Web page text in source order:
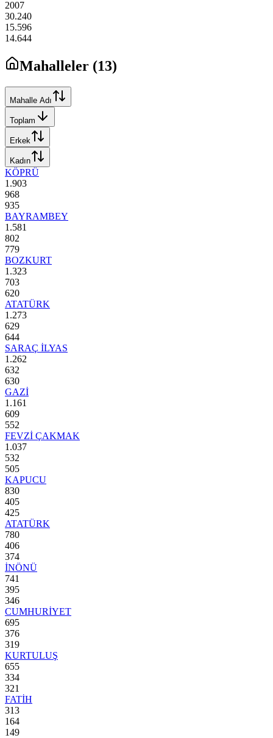
2007
30.240
15.596
14.644
Mahalleler (13)
Mahalle Adı
Toplam
Erkek
Kadın
KÖPRÜ
1.903
968
935
BAYRAMBEY
1.581
802
779
BOZKURT
1.323
703
620
ATATÜRK
1.273
629
644
SARAÇ İLYAS
1.262
632
630
GAZİ
1.161
609
552
FEVZİ ÇAKMAK
1.037
532
505
KAPUCU
830
405
425
ATATÜRK
780
406
374
İNÖNÜ
741
395
346
CUMHURİYET
695
376
319
KURTULUŞ
655
334
321
FATİH
313
164
149